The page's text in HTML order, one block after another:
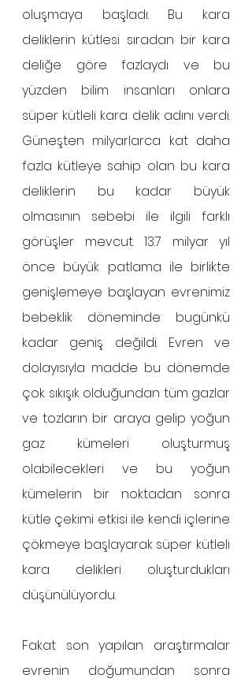
oluşmaya başladı. Bu kara
deliklerin kütlesi sıradan bir kara
deliğe göre fazlaydı ve bu
yüzden bilim insanları onlara
süper kütleli kara delik adını verdi.
Güneşten milyarlarca kat daha
fazla kütleye sahip olan bu kara
deliklerin bu kadar büyük
olmasının sebebi ile ilgili farklı
görüşler mevcut. 13.7 milyar yıl
önce büyük patlama ile birlikte
genişlemeye başlayan evrenimiz
bebeklik döneminde bugünkü
kadar geniş değildi. Evren ve
dolayısıyla madde bu dönemde
çok sıkışık olduğundan tüm gazlar
ve tozların bir araya gelip yoğun
gaz kümeleri oluşturmuş
olabilecekleri ve bu yoğun
kümelerin bir noktadan sonra
kütle çekimi etkisi ile kendi içlerine
çökmeye başlayarak süper kütleli
kara delikleri oluşturdukları
düşünülüyordu.
Fakat son yapılan araştırmalar
evrenin doğumundan sonra